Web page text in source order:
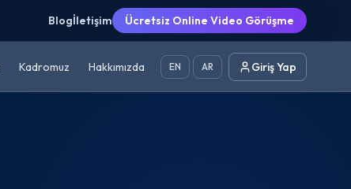
Blogİletişim Ücretsiz Online Video Görüşme
Kadromuz Hakkımızda EN AR Giriş Yap